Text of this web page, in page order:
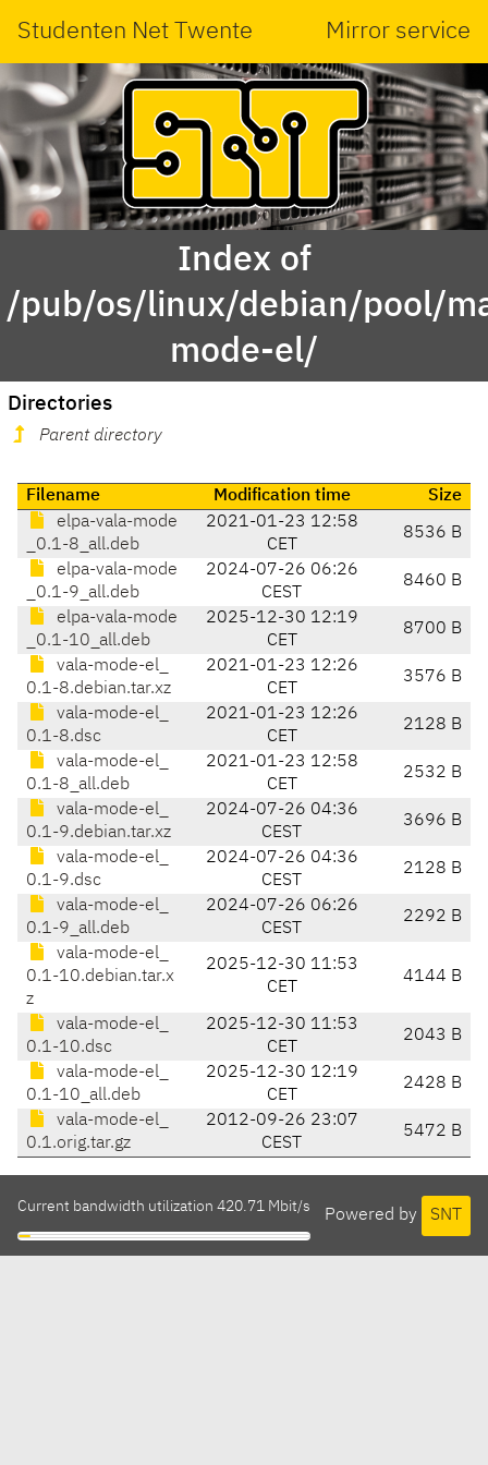
Studenten Net Twente Mirror service
Index of
/pub/os/linux/debian/pool/
mode-el/
Directories
Parent directory
Filename Modification time
Size
elpa-vala-mode
_0.1-8_all.deb
2021-01-23 12:58
CET
8536 B
elpa-vala-mode
_0.1-9_all.deb
2024-07-26 06:26
CEST
8460 B
elpa-vala-mode
_0.1-10_all.deb
2025-12-30 12:19
CET
8700 B
vala-mode-el_
0.1-8.debian.tar.xz
2021-01-23 12:26
CET
3576 B
vala-mode-el_
0.1-8.dsc
2021-01-23 12:26
CET
2128 B
vala-mode-el_
0.1-8_all.deb
2021-01-23 12:58
CET
2532 B
vala-mode-el_
0.1-9.debian.tar.xz
2024-07-26 04:36
CEST
3696 B
vala-mode-el_
0.1-9.dsc
2024-07-26 04:36
CEST
2128 B
vala-mode-el_
0.1-9_all.deb
2024-07-26 06:26
CEST
2292 B
vala-mode-el_
0.1-10.debian.tar.x
z
2025-12-30 11:53
CET
4144 B
vala-mode-el_
0.1-10.dsc
2025-12-30 11:53
CET
2043 B
vala-mode-el_
0.1-10_all.deb
2025-12-30 12:19
CET
2428 B
vala-mode-el_
0.1.orig.tar.gz
2012-09-26 23:07
CEST
5472 B
Powered by SNT
Current bandwidth utilization 420.71 Mbit/s